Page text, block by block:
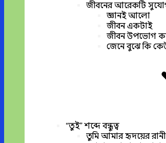
জীবনের আরেকটি
জ্ঞানই আলো
জীবন একটাই
জীবন উপভোগ
জেনে বুঝে কি
“তুই” শব্দে বন্ধুত্ব
তুমি আমার হৃদয়ের রানী